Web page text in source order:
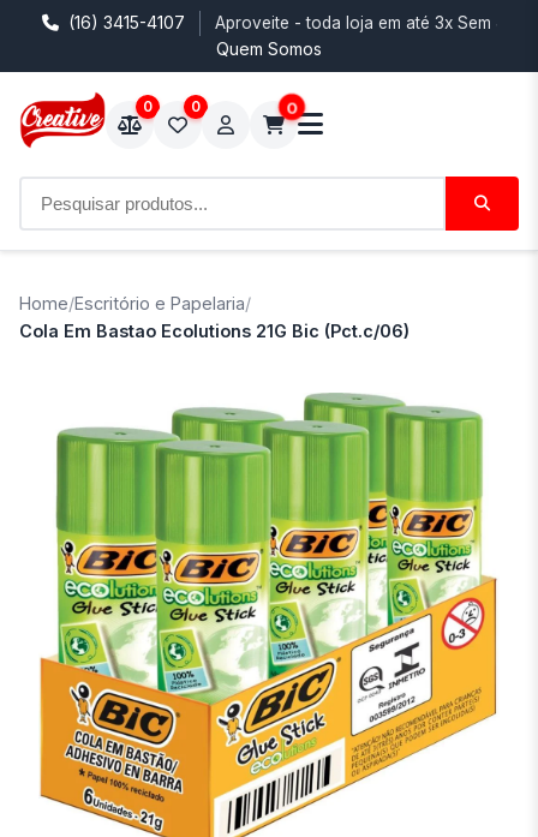
(16) 3415-4107 Aproveite - toda loja em até 3x Sem
Quem Somos
0 0 0
Home/Escritório e Papelaria/
Cola Em Bastao Ecolutions 21G Bic (Pct.c/06)